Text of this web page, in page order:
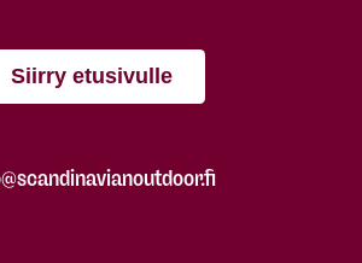
Siirry etusivulle